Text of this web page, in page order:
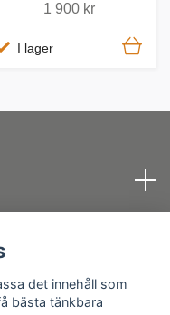
1 900 kr
I lager
det innehåll som
bästa tänkbara